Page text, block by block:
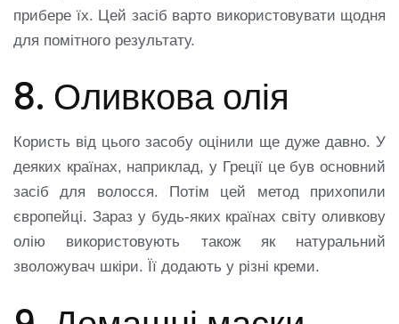
прибере їх. Цей засіб варто використовувати щодня
для помітного результату.
8. Оливкова олія
Користь від цього засобу оцінили ще дуже давно. У
деяких країнах, наприклад, у Греції це був основний
засіб для волосся. Потім цей метод прихопили
європейці. Зараз у будь-яких країнах світу оливкову
олію використовують також як натуральний
зволожувач шкіри. Її додають у різні креми.